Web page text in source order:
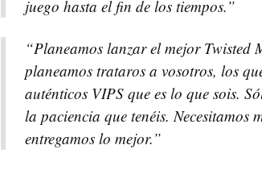
juego hasta el fin de los tiempos.”
“Planeamos lanzar el mejor Twisted
planeamos trataros a vosotros, los
auténticos VIPS que es lo que sois.
la paciencia que tenéis. Necesitamos
entregamos lo mejor.”